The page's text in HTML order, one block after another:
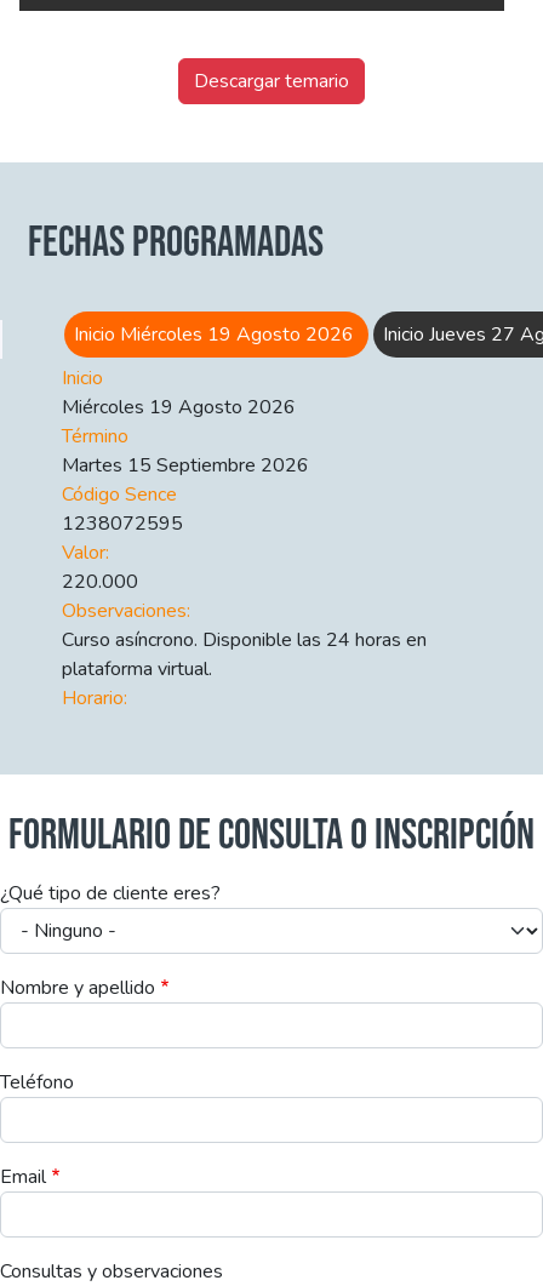
Descargar temario
FECHAS PROGRAMADAS
Inicio Miércoles 19 Agosto 2026
Inicio Jueves 27
Inicio
Miércoles 19 Agosto 2026
Término
Martes 15 Septiembre 2026
Código Sence
1238072595
Valor:
220.000
Observaciones:
Curso asíncrono. Disponible las 24 horas en
plataforma virtual.
Horario:
FORMULARIO DE CONSULTA O INSCRIPCIÓN
¿Qué tipo de cliente eres?
Nombre y apellido
Teléfono
Email
Consultas y observaciones